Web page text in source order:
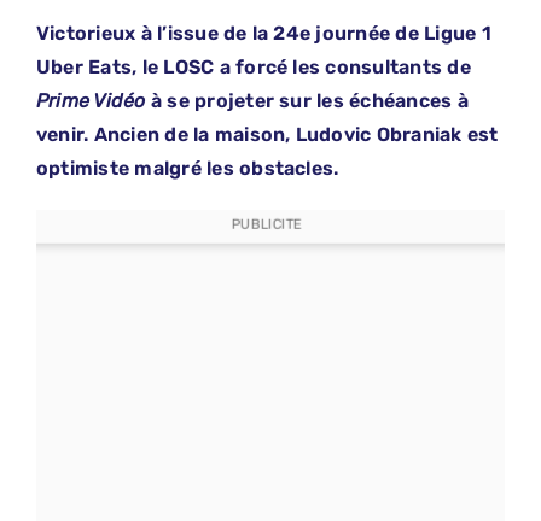
Victorieux à l’issue de la 24e journée de Ligue 1
Uber Eats, le LOSC a forcé les consultants de
Prime Vidéo à se projeter sur les échéances à
venir. Ancien de la maison, Ludovic Obraniak est
optimiste malgré les obstacles.
PUBLICITE